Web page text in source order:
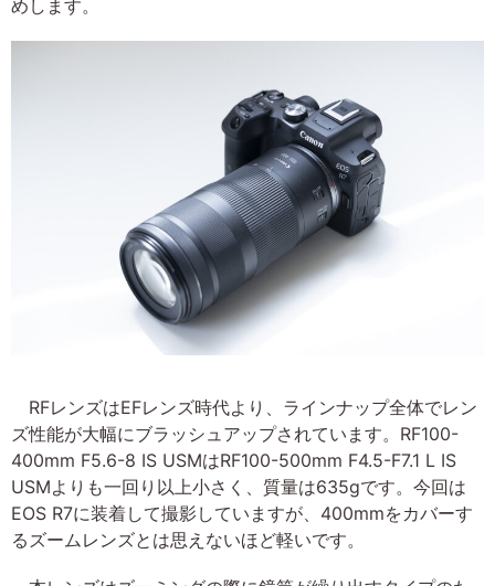
めします。
RFレンズはEFレンズ時代より、ラインナップ全体でレン
ズ性能が大幅にブラッシュアップされています。RF100-
400mm F5.6-8 IS USMはRF100-500mm F4.5-F7.1 L IS
USMよりも一回り以上小さく、質量は635gです。今回は
EOS R7に装着して撮影していますが、400mmをカバーす
るズームレンズとは思えないほど軽いです。